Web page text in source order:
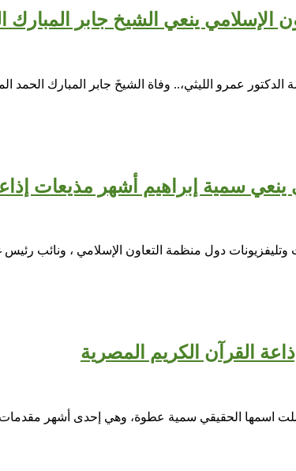
الإسلامي ينعي الشيخ جابر
عمرو الليثي،.. وفاة الشيخَ جابر المبارك
ينعي سمية إبراهيم أشهر مذيعات
دول منظمة التعاون الإسلامي ، ونائب
القرآن الكريم المصرية
حملت اسمها الحقيقي سمية عطوة، وهي إحدى أشهر